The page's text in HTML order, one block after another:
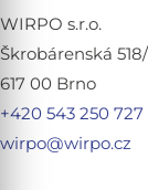
WIRPO s.r.o.
Škrobárenská
617 00 Brno
+420 543 250 727
wirpo@wirpo.cz